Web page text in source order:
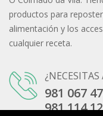
productos para
alimentación y los
cualquier receta.
¿NECESITAS
981 067
981 114